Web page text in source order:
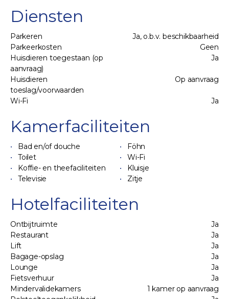
Diensten
Parkeren
Ja, o.b.v. beschikbaarheid
Parkeerkosten
Geen
Huisdieren toegestaan (op
aanvraag)
Ja
Huisdieren
toeslag/voorwaarden
Op aanvraag
Wi-Fi Ja
Kamerfaciliteiten
Bad en/of douche
Föhn
Toilet
Wi-Fi
Koffie- en theefaciliteiten
Kluisje
Televisie
Zitje
Hotelfaciliteiten
Ontbijtruimte
Ja
Restaurant
Ja
Lift
Ja
Bagage-opslag
Ja
Lounge
Ja
Fietsverhuur
Ja
Mindervalidekamers
1 kamer op aanvraag